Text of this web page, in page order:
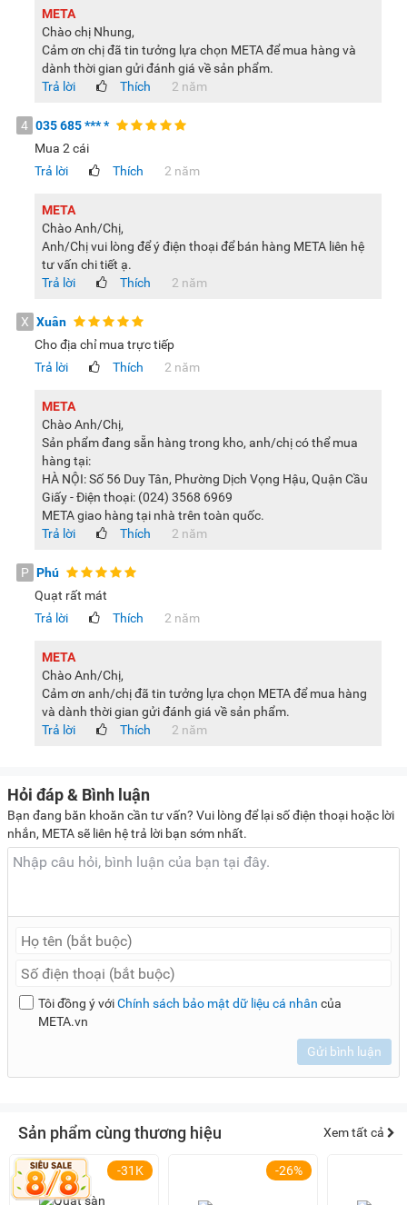
Lưu ý:Hình ảnh sản phẩm chỉ có tính chất minh họa, chi tiết
sản phẩm, màu sắc có thể thay đổi tùy theo sản phẩm thực
META
Chào chị Nhung,
Cảm ơn chị đã tin tưởng lựa chọn META để mua hàng và
dành thời gian gửi đánh giá về sản phẩm.
Trả lời
Thích 2 năm
4 035 685 ****
Mua 2 cái
Trả lời
Thích 2 năm
META
Chào Anh/Chị,
Anh/Chị vui lòng để ý điện thoại để bán hàng META liên hệ
tư vấn chi tiết ạ.
Trả lời
Thích 2 năm
X Xuân
Cho địa chỉ mua trực tiếp
Trả lời
Thích 2 năm
META
Chào Anh/Chị,
Sản phẩm đang sẵn hàng trong kho, anh/chị có thể mua
hàng tại:
HÀ NỘI: Số 56 Duy Tân, Phường Dịch Vọng Hậu, Quận Cầu
Giấy - Điện thoại: (024) 3568 6969
META giao hàng tại nhà trên toàn quốc.
Trả lời
Thích 2 năm
P Phú
Quạt rất mát
Trả lời
Thích 2 năm
META
Chào Anh/Chị,
Cảm ơn anh/chị đã tin tưởng lựa chọn META để mua hàng
và dành thời gian gửi đánh giá về sản phẩm.
Trả lời
Thích 2 năm
Hỏi đáp & Bình luận
Bạn đang băn khoăn cần tư vấn? Vui lòng để lại số điện thoại hoặc lời
nhắn, META sẽ liên hệ trả lời bạn sớm nhất.
Tôi đồng ý vớiChính sách bảo mật dữ liệu cá nhân của
META.vn
Gửi bình luận
Sản phẩm cùng thương hiệu Xem tất cả
-31K -26%